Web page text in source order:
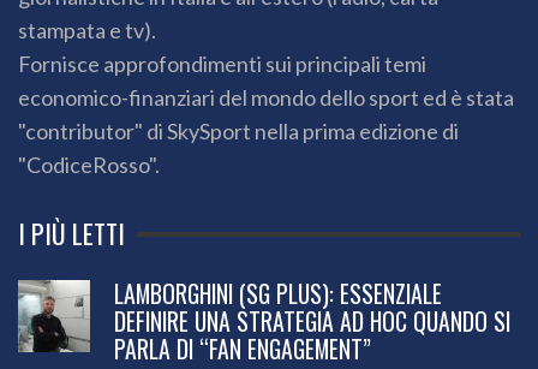
stampata e tv).
Fornisce approfondimenti sui principali temi
economico-finanziari del mondo dello sport ed è stata
"contributor" di SkySport nella prima edizione di
"CodiceRosso".
I PIÙ LETTI
LAMBORGHINI (SG PLUS): ESSENZIALE
DEFINIRE UNA STRATEGIA AD HOC QUANDO SI
PARLA DI “FAN ENGAGEMENT”